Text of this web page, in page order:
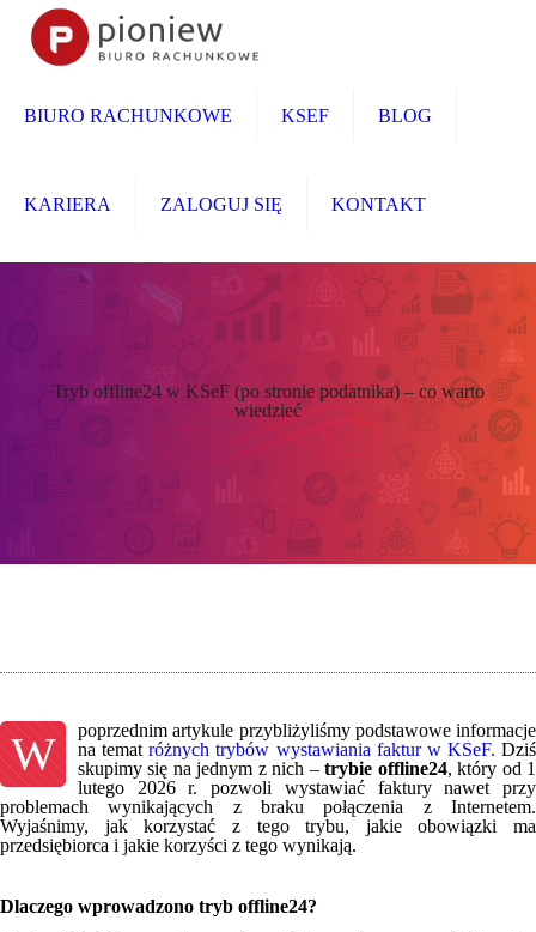
BIURO RACHUNKOWE KSEF BLOG
KARIERA ZALOGUJ SIĘ KONTAKT
Tryb offline24 w KSeF (po stronie podatnika) – co warto
wiedzieć
W
poprzednim artykule przybliżyliśmy podstawowe informacje
na tematróżnych trybów wystawiania faktur w KSeF. Dziś
skupimy się na jednym z nich –trybie offline24, który od 1
lutego 2026 r. pozwoli wystawiać faktury nawet przy
problemach wynikających z braku połączenia z Internetem.
Wyjaśnimy, jak korzystać z tego trybu, jakie obowiązki ma
przedsiębiorca i jakie korzyści z tego wynikają.
Dlaczego wprowadzono tryb offline24?